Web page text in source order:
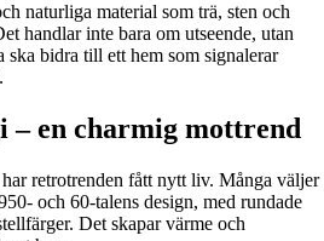
naturliga material som trä, sten och
handlar inte bara om utseende, utan
ska bidra till ett hem som signalerar
– en charmig mottrend
retrotrenden fått nytt liv. Många väljer
och 60-talens design, med rundade
Det skapar värme och